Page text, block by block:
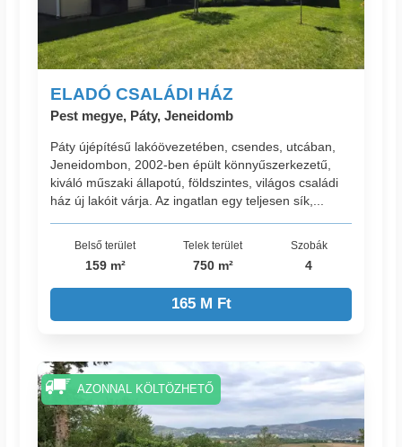
ELADÓ CSALÁDI HÁZ
Pest megye, Páty, Jeneidomb
Páty újépítésű lakóövezetében, csendes, utcában,
Jeneidombon, 2002-ben épült könnyűszerkezetű,
kiváló műszaki állapotú, földszintes, világos családi
ház új lakóit várja. Az ingatlan egy teljesen sík,...
Belső terület
159 m²
Telek terület
750 m²
Szobák
4
165 M Ft
AZONNAL KÖLTÖZHETŐ